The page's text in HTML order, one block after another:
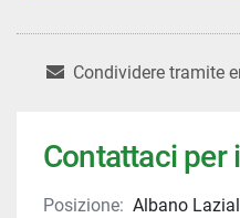
Condividere tramite
Contattaci per
Posizione: Albano